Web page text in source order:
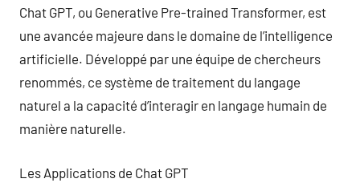
Chat GPT, ou Generative Pre-trained Transformer, est
une avancée majeure dans le domaine de l’intelligence
artificielle. Développé par une équipe de chercheurs
renommés, ce système de traitement du langage
naturel a la capacité d’interagir en langage humain de
manière naturelle.
Les Applications de Chat GPT